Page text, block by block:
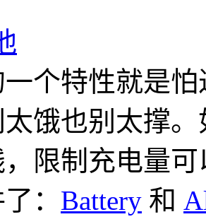
个特性就是
饿也别太撑
限制充电量
： Battery 和